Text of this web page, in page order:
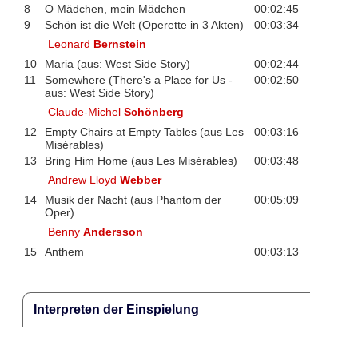
8 O Mädchen, mein Mädchen
00:02:45
9
Schön ist die Welt (Operette in 3 Akten)
00:03:34
Leonard Bernstein
10
Maria (aus: West Side Story)
00:02:44
11
Somewhere (There's a Place for Us -
aus: West Side Story)
00:02:50
Claude-MichelSchönberg
12
Empty Chairs at Empty Tables (aus Les
Misérables)
00:03:16
13 Bring Him Home (aus Les Misérables)
00:03:48
Andrew LloydWebber
14
Musik der Nacht (aus Phantom der
Oper)
00:05:09
BennyAndersson
15
Anthem 00:03:13
Interpreten der Einspielung